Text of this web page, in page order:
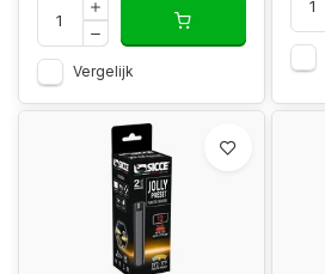
Vergelijk